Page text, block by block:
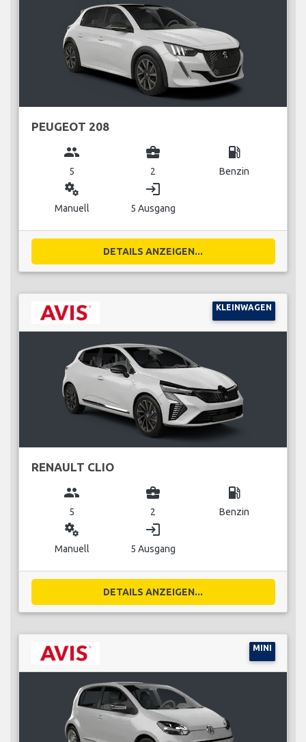
PEUGEOT 208
group
5
business_center
2
local_gas_station
Benzin
miscellaneous_services
Manuell
login
5 Ausgang
DETAILS ANZEIGEN...
KLEINWAGEN
RENAULT CLIO
group
5
business_center
2
local_gas_station
Benzin
miscellaneous_services
Manuell
login
5 Ausgang
DETAILS ANZEIGEN...
MINI